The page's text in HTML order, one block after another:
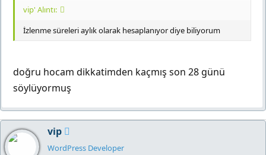
vip' Alıntı:
İzlenme süreleri aylık olarak hesaplanıyor diye biliyorum
doğru hocam dikkatimden kaçmış son 28 günü
söylüyormuş
vip
WordPress Developer